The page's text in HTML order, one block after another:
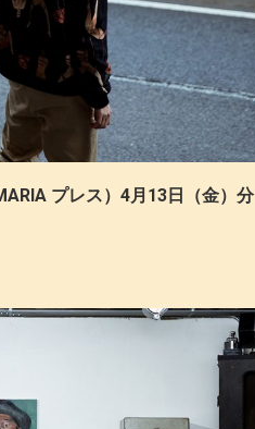
プレス）4月13日（金）分